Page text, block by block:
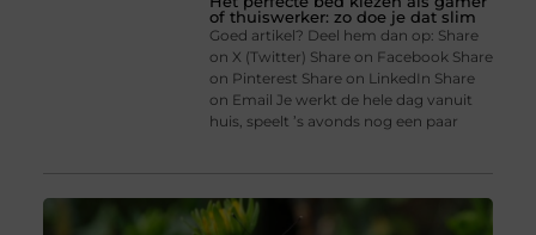
of thuiswerker: zo doe je dat slim
Goed artikel? Deel hem dan op: Share
on X (Twitter) Share on Facebook Share
on Pinterest Share on LinkedIn Share
on Email Je werkt de hele dag vanuit
huis, speelt ’s avonds nog een paar